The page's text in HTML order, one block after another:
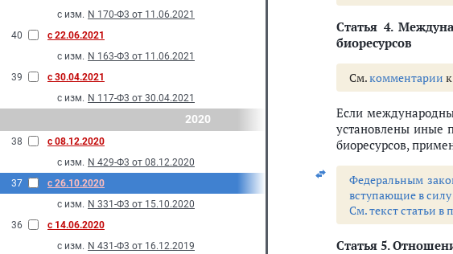
с изм. N 170-Ф3 от 11.06.2021
40
с 22.06.2021
с изм. N 163-Ф3 от 11.06.2021
39
с 30.04.2021
с изм. N 117-Ф3 от 30.04.2021
2020
38
с 08.12.2020
с изм. N 429-Ф3 от 08.12.2020
37
с 26.10.2020
с изм. N 331-Ф3 от 15.10.2020
36
с 14.06.2020
с изм. N 431-Ф3 от 16.12.2019
Статья 4.
биоресурсов
См.комментарии
Если
установлены иные
биоресурсов,
Федеральным
вступающие в силу
См. текст статьи
Статья 5.